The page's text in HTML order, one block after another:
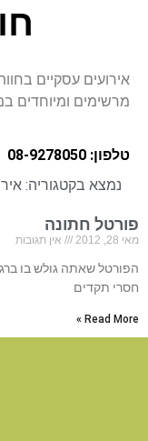
אירועים עסקיים
מרשימים ומיוחדים
טלפון: 08-9278050
נמצא בקטגוריה:
פורטל חתונה
מאי 28, 2012 אין תגובות
חסרי תקדים
Read More »